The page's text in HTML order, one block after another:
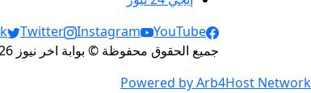
Social Links
Twitter Instagram
YouTube
جميع الحقوق محفوظة © بوابة اخر نيوز 2026
Powered by Arb4Host Network